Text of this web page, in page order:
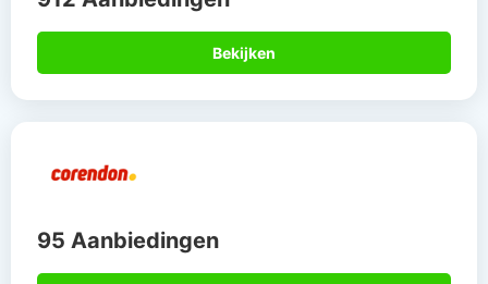
Bekijken
95 Aanbiedingen